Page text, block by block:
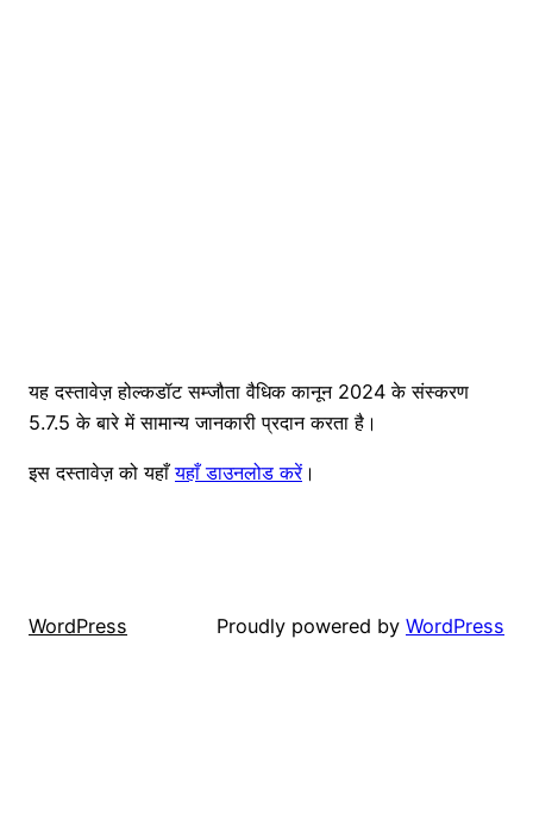
यह दस्तावेज़ होल्कडॉट सम्जौता वैधिक कानून 2024 के संस्करण
5.7.5 के बारे में सामान्य जानकारी प्रदान करता है।
इस दस्तावेज़ को यहाँयहाँ डाउनलोड करें।
WordPress Proudly powered by WordPress